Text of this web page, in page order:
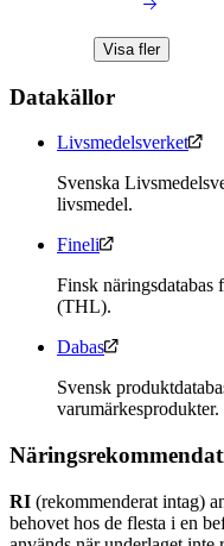
Visa fler
Datakällor
Livsmedelsverket
Svenska
livsmedel.
Fineli
Finsk näringsdatabas
(THL).
Dabas
Svensk
varumärkesprodukter.
RI (rekommenderat intag)
behovet hos de flesta i en